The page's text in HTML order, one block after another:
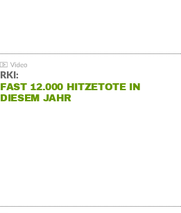
RKI:
FAST 12.000 HITZETOTE IN
DIESEM JAHR